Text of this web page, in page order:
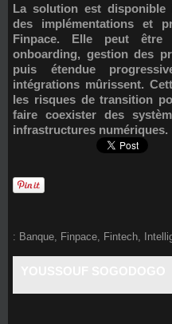
La solution est disponible
des implémentations et
Finpace. Elle peut
onboarding, gestion des
puis étendue
intégrations mûrissent.
les risques de transition
faire coexister des
infrastructures numériques.
: Banque Finpace Fintech